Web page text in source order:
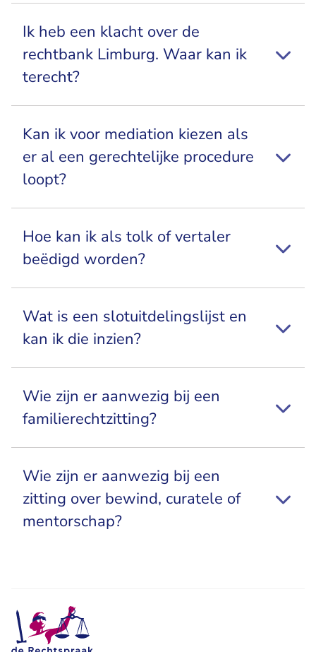
Ik heb een klacht over de
rechtbank Limburg. Waar kan ik
terecht?
Kan ik voor mediation kiezen als
er al een gerechtelijke procedure
loopt?
Hoe kan ik als tolk of vertaler
beëdigd worden?
Wat is een slotuitdelingslijst en
kan ik die inzien?
Wie zijn er aanwezig bij een
familierechtzitting?
Wie zijn er aanwezig bij een
zitting over bewind, curatele of
mentorschap?